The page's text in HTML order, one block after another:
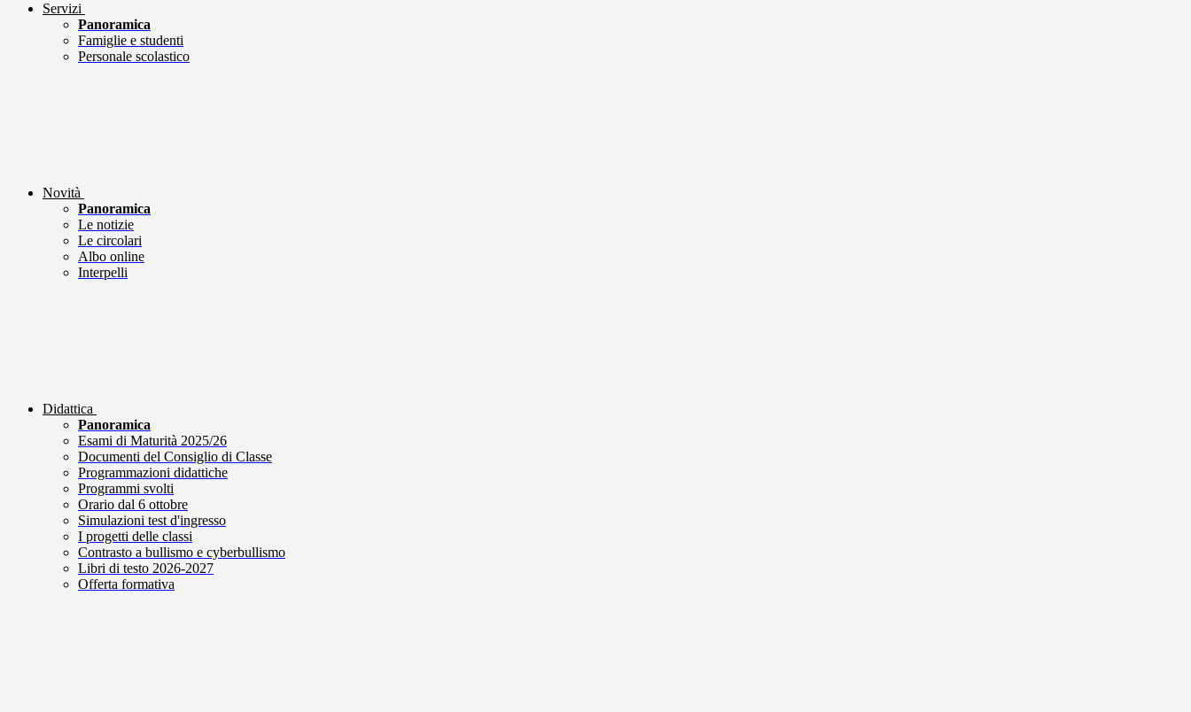
Servizi
Panoramica
Famiglie e studenti
Personale scolastico
Novità
Panoramica
Le notizie
Le circolari
Albo online
Interpelli
Didattica
Panoramica
Esami di Maturità 2025/26
Documenti del Consiglio di Classe
Programmazioni didattiche
Programmi svolti
Orario dal 6 ottobre
Simulazioni test d'ingresso
I progetti delle classi
Contrasto a bullismo e cyberbullismo
Libri di testo 2026-2027
Offerta formativa